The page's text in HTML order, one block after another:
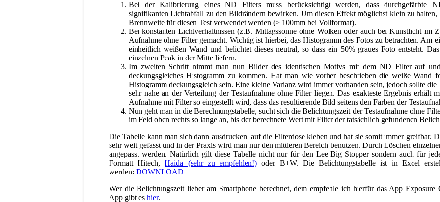
Bei der Kalibrierung eines ND Filters muss berücksichtigt werden, dass durchgefärbte
signifikanten Lichtabfall zu den Bildrändern bewirken. Um diesen Effekt möglichst klein zu
Brennweite für diesen Test verwendet werden (> 100mm bei Vollformat).
Bei konstanten Lichtverhältnissen (z.B. Mittagssonne ohne Wolken oder auch bei Kunstlicht im
Aufnahme ohne Filter gemacht. Wichtig ist hierbei, das Histogramm des Fotos zu betrachten. Am
einheitlich weißen Wand und belichtet dieses neutral, so dass ein 50% graues Foto entsteht.
einzelnen Peak in der Mitte liefern.
Im zweiten Schritt nimmt man nun Bilder des identischen Motivs mit dem ND Filter auf
deckungsgleiches Histogramm zu kommen. Hat man wie vorher beschrieben die weiße Wand
Histogramm deckungsgleich sein. Eine kleine Varianz wird immer vorhanden sein, jedoch sollte
sehr nahe an der Verteilung der Testaufnahme ohne Filter liegen. Das exakteste Ergebnis erhält
Aufnahme mit Filter so eingestellt wird, dass das resultierende Bild seitens den Farben der
Nun geht man in die Berechnungstabelle, sucht sich die Belichtungszeit der Testaufnahme ohne
im Feld oben rechts so lange an, bis der berechnete Wert mit Filter der tatsächlich gefundenen
Die Tabelle kann man sich dann ausdrucken, auf die Filterdose kleben und hat sie somit immer greifbar.
sehr weit gefasst und in der Praxis wird man nur den mittleren Bereich benutzen. Durch Löschen
angepasst werden. Natürlich gilt diese Tabelle nicht nur für den Lee Big Stopper sondern auch für
Formatt Hitech,Haida (sehr zu empfehlen!) oder B+W. Die Belichtungstabelle ist in Excel
werden: DOWNLOAD
Wer die Belichtungszeit lieber am Smartphone berechnet, dem empfehle ich hierfür das App
App gibt es hier.